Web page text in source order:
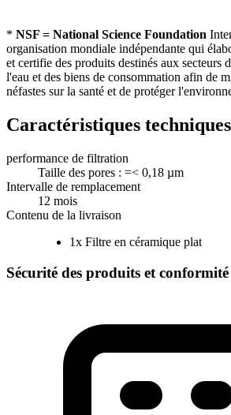
* NSF = National Science Foundation
organisation mondiale indépendante qui
et certifie des produits destinés aux secteurs
l'eau et des biens de consommation afin de
néfastes sur la santé et de protéger
Caractéristiques techniques
performance de filtration
Taille des pores : =< 0,18 µm
Intervalle de remplacement
12 mois
Contenu de la livraison
1x Filtre en céramique plat
Sécurité des produits et conformité